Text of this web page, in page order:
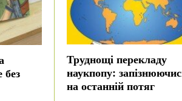
без
Труднощі перекладу
наукпопу:
на останній потяг